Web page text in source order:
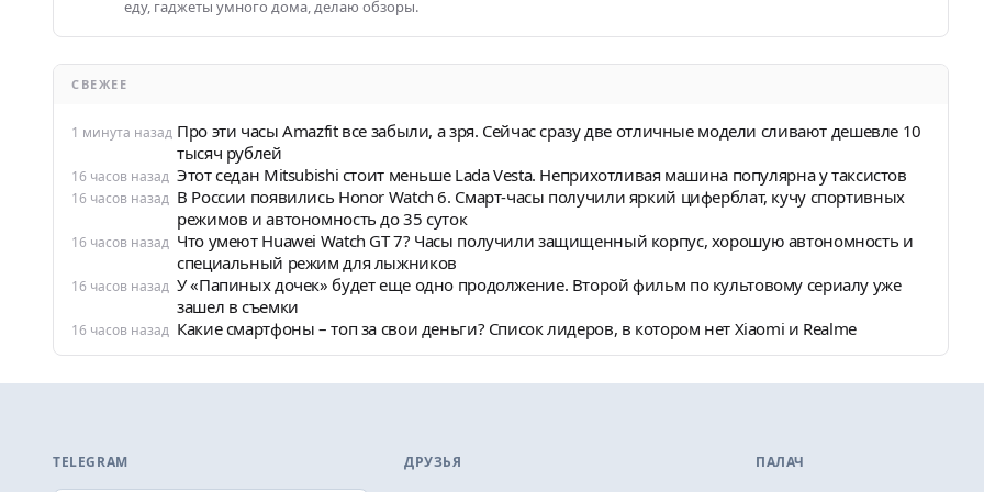
еду, гаджеты умного дома, делаю обзоры.
СВЕЖЕЕ
1 минута назад Про эти часы Amazfit все забыли, а зря. Сейчас сразу две отличные модели сливают дешевле 10
тысяч рублей
16 часов назад Этот седан Mitsubishi стоит меньше Lada Vesta. Неприхотливая машина популярна у таксистов
16 часов назад В России появились Honor Watch 6. Смарт-часы получили яркий циферблат, кучу спортивных
режимов и автономность до 35 суток
16 часов назад Что умеют Huawei Watch GT 7? Часы получили защищенный корпус, хорошую автономность и
специальный режим для лыжников
16 часов назад У «Папиных дочек» будет еще одно продолжение. Второй фильм по культовому сериалу уже
зашел в съемки
16 часов назад Какие смартфоны – топ за свои деньги? Список лидеров, в котором нет Xiaomi и Realme
TELEGRAM ДРУЗЬЯ ПАЛАЧ